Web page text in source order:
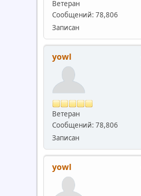
Ветеран
Сообщений: 78,806
Записан
yowl
Ветеран
Сообщений: 78,806
Записан
yowl